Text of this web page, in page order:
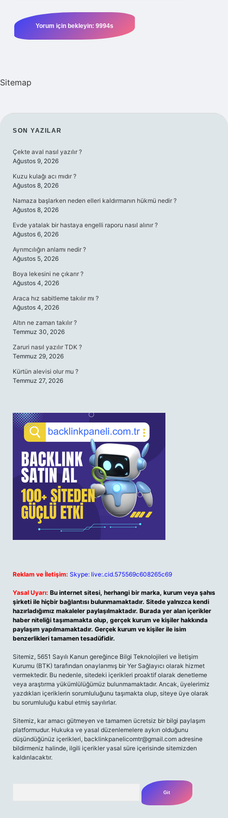
Sitemap
SIDEBAR
SON YAZILAR
Çekte aval nasıl yazılır ?
Ağustos 9, 2026
Kuzu kulağı acı mıdır ?
Ağustos 8, 2026
Namaza başlarken neden elleri kaldırmanın hükmü nedir ?
Ağustos 8, 2026
Evde yatalak bir hastaya engelli raporu nasıl alınır ?
Ağustos 6, 2026
Ayrımcılığın anlamı nedir ?
Ağustos 5, 2026
Boya lekesini ne çıkarır ?
Ağustos 4, 2026
Araca hız sabitleme takılır mı ?
Ağustos 4, 2026
Altın ne zaman takılır ?
Temmuz 30, 2026
Zaruri nasıl yazılır TDK ?
Temmuz 29, 2026
Kürtün alevisi olur mu ?
Temmuz 27, 2026
Reklam ve İletişim: Skype: live:.cid.575569c608265c69
Yasal Uyarı: Bu internet sitesi, herhangi bir marka, kurum veya şahıs
şirketi ile hiçbir bağlantısı bulunmamaktadır. Sitede yalnızca kendi
hazırladığımız makaleler paylaşılmaktadır. Burada yer alan içerikler
haber niteliği taşımamakta olup, gerçek kurum ve kişiler hakkında
paylaşım yapılmamaktadır. Gerçek kurum ve kişiler ile isim
benzerlikleri tamamen tesadüfidir.
Sitemiz, 5651 Sayılı Kanun gereğince Bilgi Teknolojileri ve İletişim
Kurumu (BTK) tarafından onaylanmış bir Yer Sağlayıcı olarak hizmet
vermektedir. Bu nedenle, sitedeki içerikleri proaktif olarak denetleme
veya araştırma yükümlülüğümüz bulunmamaktadır. Ancak, üyelerimiz
yazdıkları içeriklerin sorumluluğunu taşımakta olup, siteye üye olarak
bu sorumluluğu kabul etmiş sayılırlar.
Sitemiz, kar amacı gütmeyen ve tamamen ücretsiz bir bilgi paylaşım
platformudur. Hukuka ve yasal düzenlemelere aykırı olduğunu
düşündüğünüz içerikleri, backlinkpanelicomtr@gmail.com adresine
bildirmeniz halinde, ilgili içerikler yasal süre içerisinde sitemizden
kaldırılacaktır.